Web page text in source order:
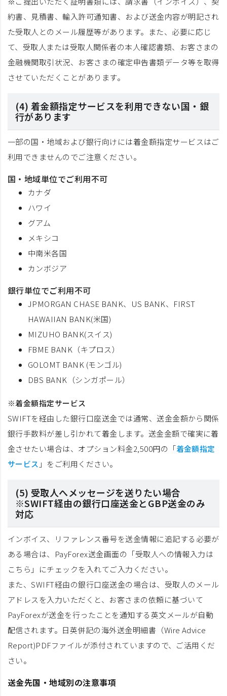
約書、見積書、輸入許可通知書、および送金内容が明記され
た受取人とのメール履歴等があります。また、必要に応じ
て、受取人または受取人関係者の本人確認書類、お客さまの
金融機関取引状況、お客さまの確定申告書類データ等を取得
させていただくことがあります。
(4) 着金額指定サービスを利用できない国・銀
行があります
一部の国・地域および銀行向けには着金額指定サービスはご
利用できませんのでご注意ください。
国・地域単位でご利用不可
カナダ
ハワイ
グアム
メキシコ
中南米各国
カンボジア
銀行単位でご利用不可
JPMORGAN CHASE BANK、US BANK、FIRST
HAWAIIAN BANK(米国)
MIZUHO BANK(スイス)
FBME BANK（キプロス）
GOLOMT BANK (モンゴル)
DBS BANK（シンガポール）
※着金額指定サービス
SWIFTを経由した銀行口座送金では通常、送金金額から関係
銀行手数料が差し引かれて着金します。送金金額で確実に着
金させたい場合は、オプション料金2,500円の「着金額指定
サービス 」をご利用ください。
(5) 受取人へメッセージを送りたい場合
※SWIFT経由の銀行口座送金とGBP送金のみ
対応
インボイス、リファレンス番号を送金情報に追記する必要が
ある場合は、PayForex送金画面の「受取人への情報入力は
こちら」にチェックを入れてご入力ください。
また、SWIFT経由の銀行口座送金の場合は、受取人のメール
アドレスを入力いただくと、お客さまの依頼に基づいて
PayForexが送金を行ったことを通知する英文メールが自動
配信されます。日英併記の海外送金明細書（Wire Advice
Report)PDFファイルが添付されていますので、ご活用くだ
さい。
送金先国・地域別の注意事項